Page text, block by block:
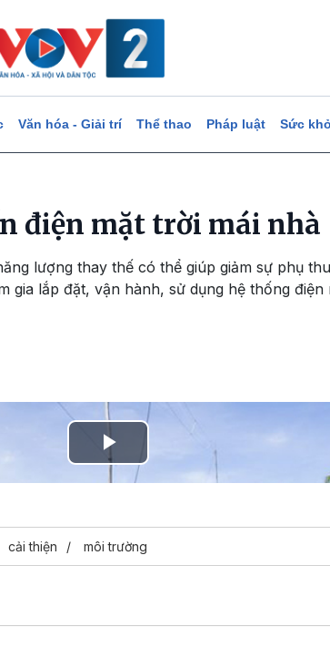
Văn hóa - Giải trí Thể thao Pháp luật Sức
điện mặt trời mái nhà
lượng thay thế có thể giúp giảm sự phụ
gia lắp đặt, vận hành, sử dụng hệ thống điện
Play
cải thiện môi trường